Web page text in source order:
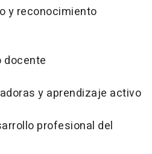
y reconocimiento
docente
y aprendizaje activo
profesional del